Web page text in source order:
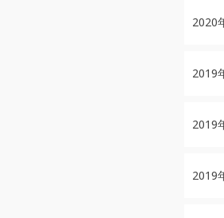
2020
2019
2019
2019